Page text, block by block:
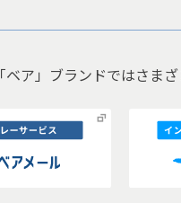
「ベア」ブランドではさま